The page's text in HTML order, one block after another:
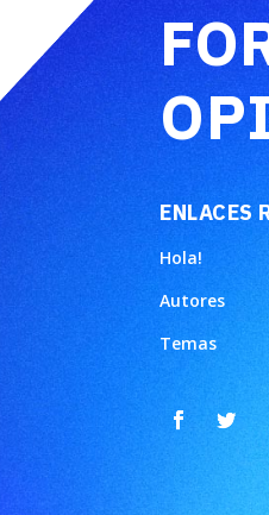
ENLACES
Hola!
Autores
Temas